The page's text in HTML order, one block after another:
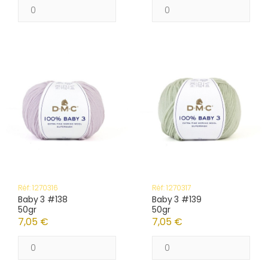
Réf: 1270316
Baby 3 #138
50gr
7,05 €
Réf: 1270317
Baby 3 #139
50gr
7,05 €